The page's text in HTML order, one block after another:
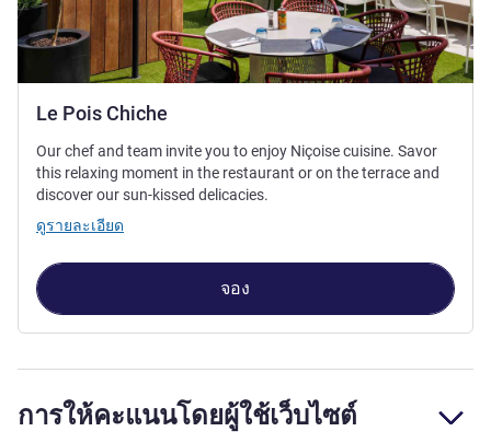
Le Pois Chiche
Our chef and team invite you to enjoy Niçoise cuisine. Savor
this relaxing moment in the restaurant or on the terrace and
discover our sun-kissed delicacies.
ดูรายละเอียด
จอง
การให้คะแนนโดยผู้ใช้เว็บไซต์